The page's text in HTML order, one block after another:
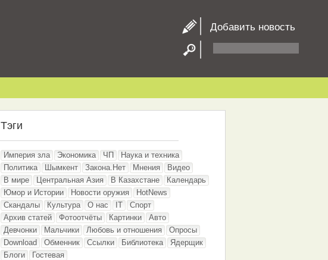
Добавить новость
Тэги
Империя зла Экономика ЧП
Наука и техника
Политика
Шымкент Закона.Нет Мнения
Видео
В мире
Центральная Азия В Казахстане
Календарь
Юмор и Истории
Новости оружия
HotNews
Скандалы
Культура О нас IT
Спорт
Архив статей
Фотоотчёты Картинки
Авто
Девчонки
Мальчики Любовь и отношения
Опросы
Download
Обменник Ссылки Библиотека
Ядерщик
Блоги
Гостевая